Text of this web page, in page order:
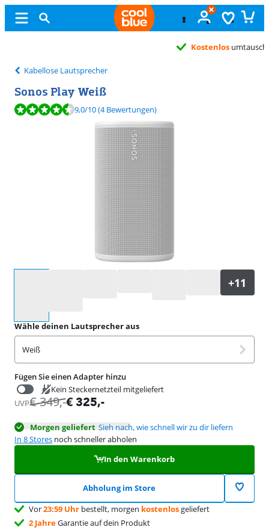
umtauschen
Kabellose Lautsprecher
Sonos Play Weiß
Bewertet mit 9,0 von 10, basierend auf 4 Bewertungen.
9,0/10(4 Bewertungen)
Wähle deinen Lautsprecher aus
Weiß
Fügen Sie einen Adapter hinzu
Kein Steckernetzteil mitgeliefert
UVP€349,-€ 325,-
Morgen geliefert Sieh nach, wie schnell wir zu dir liefern
In 8 Stores noch schneller abholen
In den Warenkorb
Abholung im Store
Vor23:59 Uhr bestellt, morgen kostenlosgeliefert
2 JahreGarantie auf dein Produkt